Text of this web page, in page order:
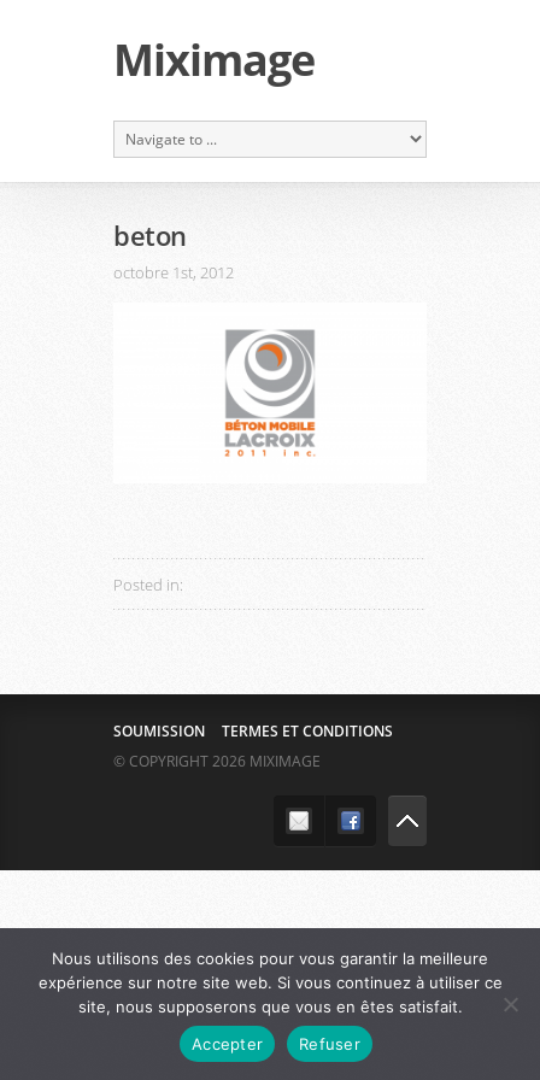
Miximage
beton
octobre 1st, 2012
Posted in:
SOUMISSION
TERMES ET CONDITIONS
© COPYRIGHT 2026 MIXIMAGE
Nous utilisons des cookies pour vous garantir la meilleure
expérience sur notre site web. Si vous continuez à utiliser ce
site, nous supposerons que vous en êtes satisfait.
Accepter
Refuser